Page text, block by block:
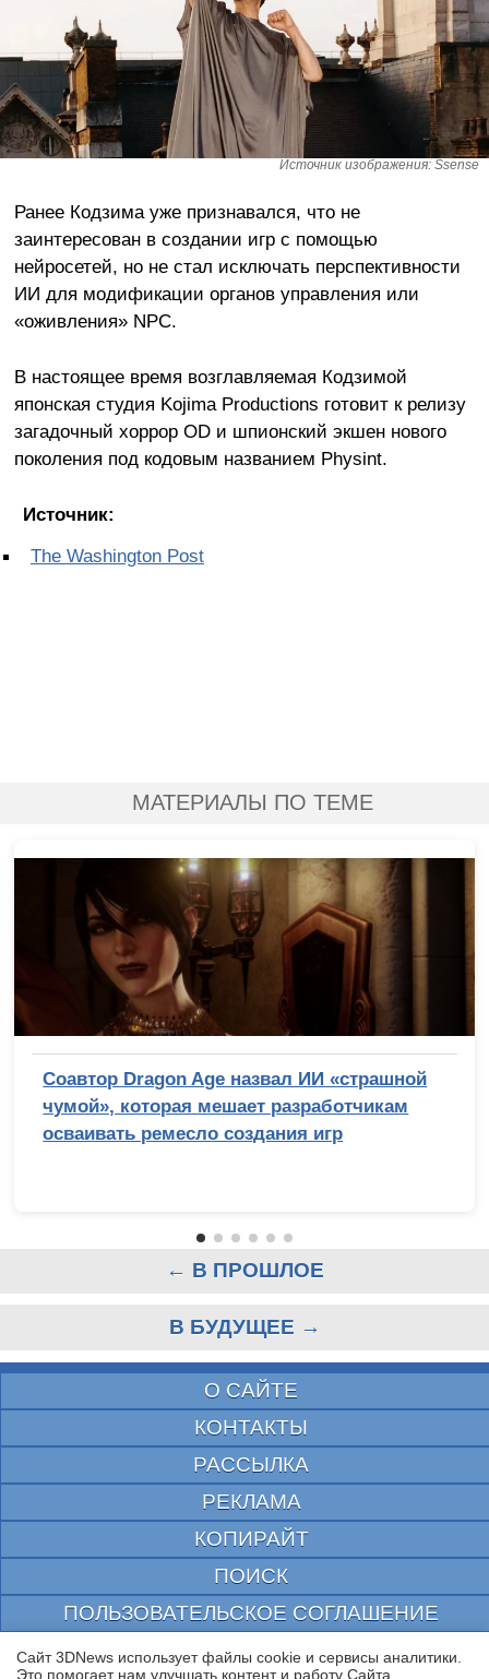
Источник изображения: Ssense
Ранее Кодзима уже признавался, что не
заинтересован в создании игр с помощью
нейросетей, но не стал исключать перспективности
ИИ для модификации органов управления или
«оживления» NPC.
В настоящее время возглавляемая Кодзимой
японская студия Kojima Productions готовит к релизу
загадочный хоррор OD и шпионский экшен нового
поколения под кодовым названием Physint.
Источник:
The Washington Post
МАТЕРИАЛЫ ПО ТЕМЕ
Соавтор Dragon Age назвал ИИ «страшной
чумой», которая мешает разработчикам
осваивать ремесло создания игр
← В ПРОШЛОЕ
В БУДУЩЕЕ →
О САЙТЕ
КОНТАКТЫ
РАССЫЛКА
РЕКЛАМА
КОПИРАЙТ
ПОИСК
ПОЛЬЗОВАТЕЛЬСКОЕ СОГЛАШЕНИЕ
ЗАЩИЩЕНО CURATOR
Сайт 3DNews использует файлы cookie и сервисы аналитики.
Это помогает нам улучшать контент и работу Cайта.